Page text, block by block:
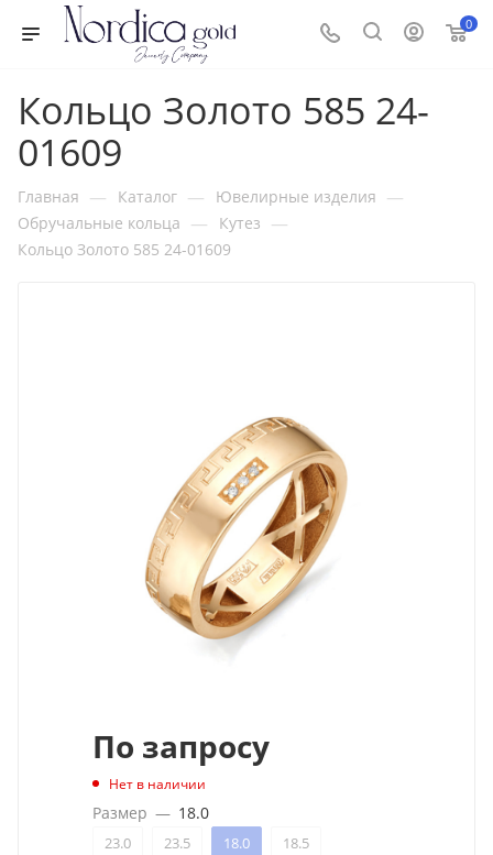
0
Кольцо Золото 585 24-
01609
Главная — Каталог — Ювелирные изделия —
Обручальные кольца — Кутез —
Кольцо Золото 585 24-01609
По запросу
Нет в наличии
Размер — 18.0
23.0 23.5 18.0 18.5